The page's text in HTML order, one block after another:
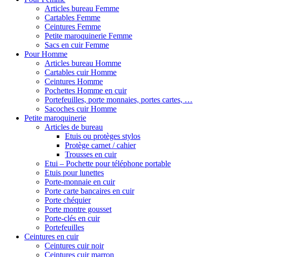
Articles bureau Femme
Cartables Femme
Ceintures Femme
Petite maroquinerie Femme
Sacs en cuir Femme
Pour Homme
Articles bureau Homme
Cartables cuir Homme
Ceintures Homme
Pochettes Homme en cuir
Portefeuilles, porte monnaies, portes cartes, …
Sacoches cuir Homme
Petite maroquinerie
Articles de bureau
Etuis ou protèges stylos
Protège carnet / cahier
Trousses en cuir
Etui – Pochette pour téléphone portable
Etuis pour lunettes
Porte-monnaie en cuir
Porte carte bancaires en cuir
Porte chéquier
Porte montre gousset
Porte-clés en cuir
Portefeuilles
Ceintures en cuir
Ceintures cuir noir
Ceintures cuir marron